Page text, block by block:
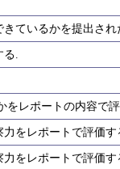
ているかを提出され
.
レポートの内容で評
をレポートで評価す
をレポートで評価す